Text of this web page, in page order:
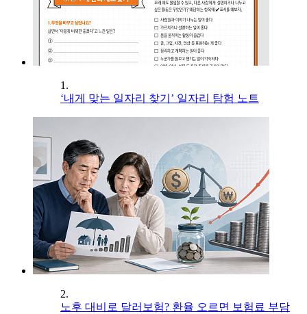
1.
‘내게 맞는 일자리 찾기’ 일자리 탐험 노트
2.
노후 대비로 달러보험? 환율 오르면 보험료 부담